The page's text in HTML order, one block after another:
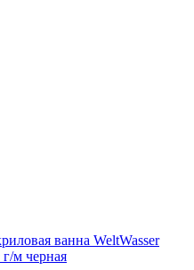
ванна WeltWasser
м черная